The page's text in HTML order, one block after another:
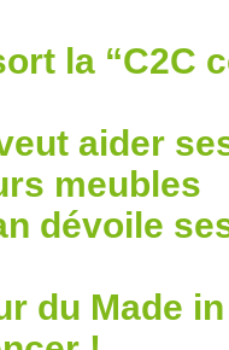
la “C2C
aider
meubles
dévoile
du Made